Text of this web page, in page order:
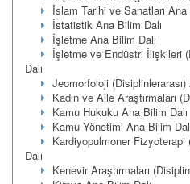
İslam Tarihi ve Sanatları Ana
İstatistik Ana Bilim Dalı
İşletme Ana Bilim Dalı
İşletme ve Endüstri İlişkileri
Dalı
Jeomorfoloji (Disiplinlerarası)
Kadın ve Aile Araştırmaları
Kamu Hukuku Ana Bilim Dalı
Kamu Yönetimi Ana Bilim
Kardiyopulmoner Fizyoterapi
Dalı
Kenevir Araştırmaları